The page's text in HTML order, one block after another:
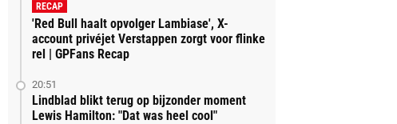
RECAP
'Red Bull haalt opvolger Lambiase', X-
account privéjet Verstappen zorgt voor flinke
rel | GPFans Recap
20:51
Lindblad blikt terug op bijzonder moment
Lewis Hamilton: "Dat was heel cool"